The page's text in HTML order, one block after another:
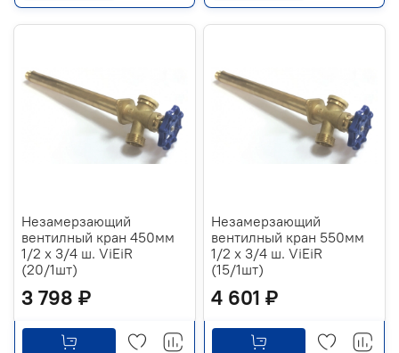
Незамерзающий
вентилный кран 450мм
1/2 х 3/4 ш. ViEiR
(20/1шт)
3 798 ₽
Незамерзающий
вентилный кран 550мм
1/2 х 3/4 ш. ViEiR
(15/1шт)
4 601 ₽